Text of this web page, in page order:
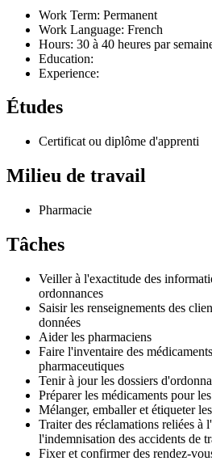
Work Term: Permanent
Work Language: French
Hours: 30 à 40 heures par
Education:
Experience:
Études
Certificat ou diplôme d'apprenti
Milieu de travail
Pharmacie
Tâches
Veiller à l'exactitude des
ordonnances
Saisir les renseignements des
données
Aider les pharmaciens
Faire l'inventaire des
pharmaceutiques
Tenir à jour les dossiers
Préparer les médicaments pour
Mélanger, emballer et étiqueter
Traiter des réclamations reliées à
l'indemnisation des accidents de
Fixer et confirmer des rendez-